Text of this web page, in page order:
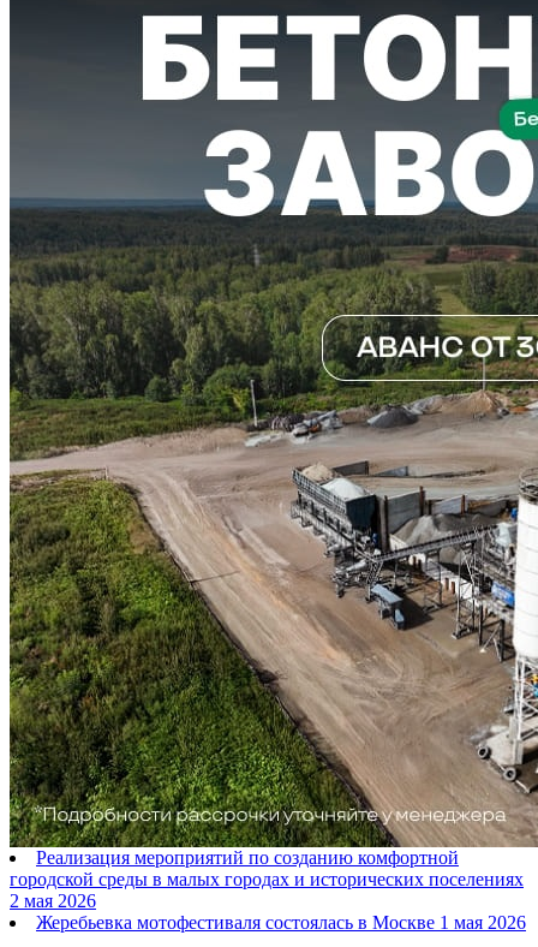
Реализация мероприятий по созданию комфортной
городской среды в малых городах и исторических поселениях
2 мая 2026
Жеребьевка мотофестиваля состоялась в Москве 1 мая 2026